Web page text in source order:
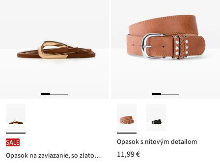
SALE
Opasok na zaviazanie, so zlatou sponou
Opasok s nitovým detailom
11,99 €